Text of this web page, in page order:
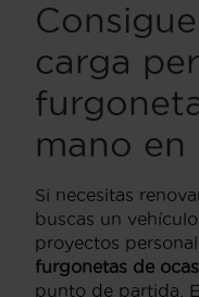
carga
mano en
Si necesitas
buscas un
proyectos
furgonetas de
punto de partida.